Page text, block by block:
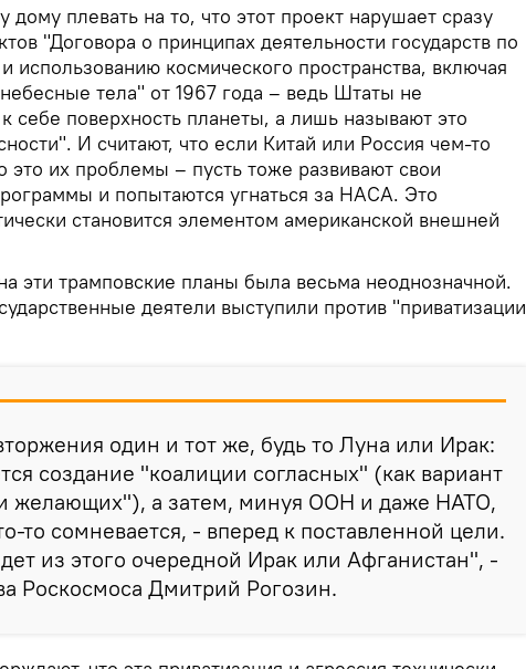
плевать на то, что этот проект нарушает сразу
"Договора о принципах деятельности государств по
использованию космического пространства, включая
тела" от 1967 года – ведь Штаты не
себе поверхность планеты, а лишь называют это
И считают, что если Китай или Россия чем-то
это их проблемы – пусть тоже развивают свои
и попытаются угнаться за НАСА. Это
становится элементом американской внешней
эти трамповские планы была весьма неоднозначной.
деятели выступили против "приватизации
один и тот же, будь то Луна или Ирак:
создание "коалиции согласных" (как вариант
желающих"), а затем, минуя ООН и даже НАТО,
то сомневается, - вперед к поставленной цели.
из этого очередной Ирак или Афганистан", -
Роскосмоса Дмитрий Рогозин.